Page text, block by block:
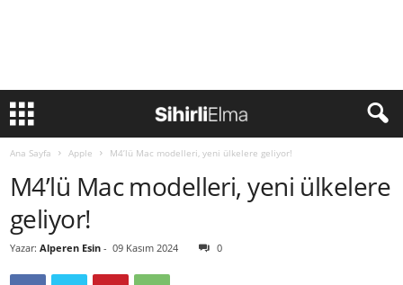
Ana Sayfa Apple M4’lü Mac modelleri, yeni ülkelere geliyor!
M4’lü Mac modelleri, yeni ülkelere
geliyor!
Yazar: Alperen Esin - 09 Kasım 2024 0